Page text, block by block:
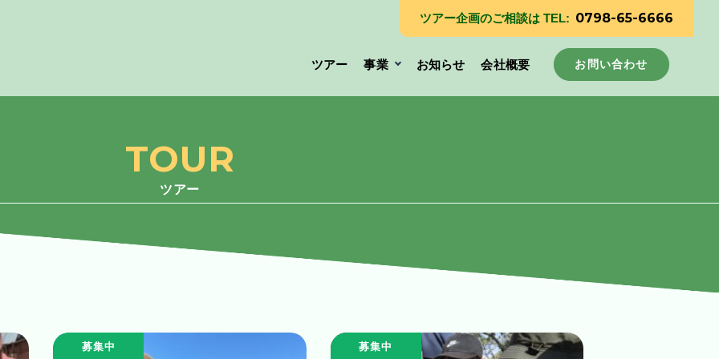
ツアー 事業 お知らせ 会社概要
ツアー企画のご相談は TEL: 0798-65-6666
お問い合わせ
TOUR
ツアー
募集中 募集中